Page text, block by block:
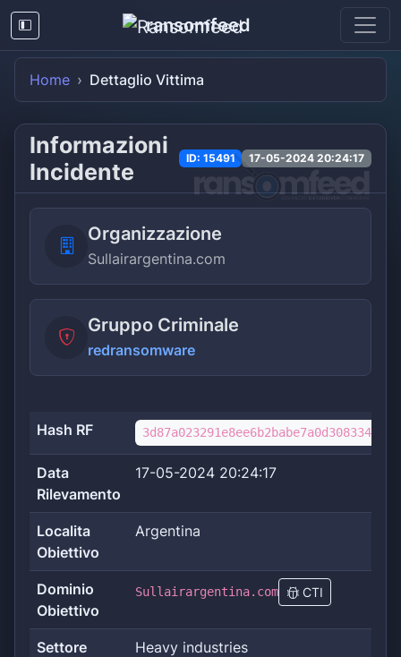
ransomfeed
Home Dettaglio Vittima
Informazioni
Incidente
ID: 15491 17-05-2024 20:24:17
Organizzazione
Sullairargentina.com
Gruppo Criminale
redransomware
Hash RF
Data
Rilevamento
17-05-2024 20:24:17
Localita
Obiettivo
Argentina
Dominio
Obiettivo
Sullairargentina.com CTI
Settore
Heavy industries